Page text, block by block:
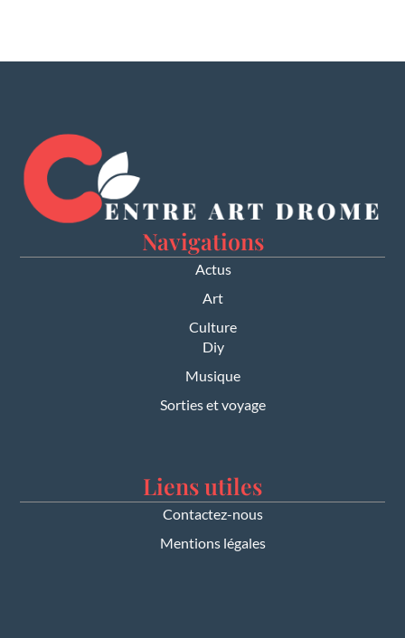
Navigations
Actus
Art
Culture
Diy
Musique
Sorties et voyage
Liens utiles
Contactez-nous
Mentions légales